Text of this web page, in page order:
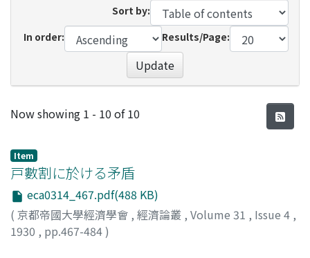
Sort by:
In order:
Results/Page:
Update
Recent Submissions
Now showing 1 - 10 of 10
Item
戸數割に於ける矛盾
eca0314_467.pdf(488 KB)
( 京都帝國大學經濟學會 , 經濟論叢 , Volume 31 , Issue 4 ,
1930 , pp.467-484)